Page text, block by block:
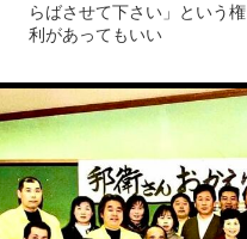
らばさせて下さい」という権
利があってもいい